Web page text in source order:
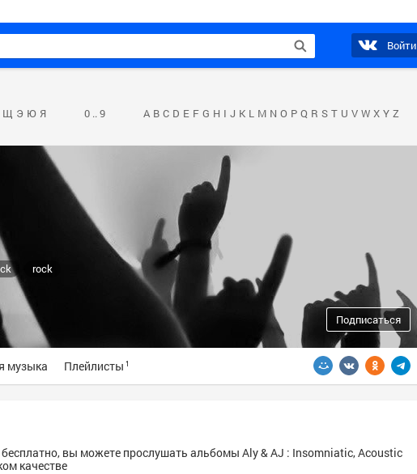
Войти
Щ Э Ю Я 0 .. 9 A B C D E F G H I J K L M N O P Q R S T U V W X Y Z
rock
Подписаться
музыка Плейлисты 1
вы можете прослушать альбомы Aly & AJ : Insomniatic, Acoustic
качестве